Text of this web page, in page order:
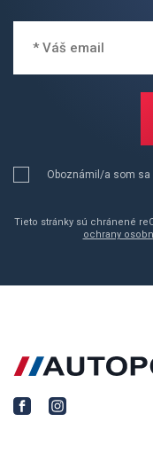
Oboznámil/a som
Tieto stránky sú chránené
ochrany